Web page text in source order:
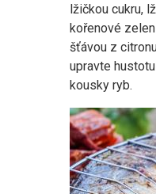
lžičkou cukru,
kořenové
šťávou z
upravte
kousky ryb.